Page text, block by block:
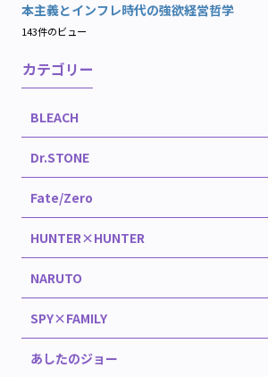
本主義とインフレ時代の強欲経営哲学
143件のビュー
カテゴリー
BLEACH
Dr.STONE
Fate/Zero
HUNTER×HUNTER
NARUTO
SPY×FAMILY
あしたのジョー